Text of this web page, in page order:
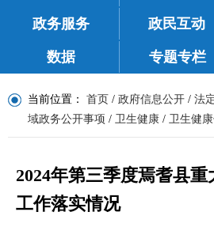
政务服务 政民互动
数据 专题专栏
当前位置： 首页 / 政府信息公开 / 法
域政务公开事项 / 卫生健康 / 卫生健
2024年第三季度焉耆县重
工作落实情况